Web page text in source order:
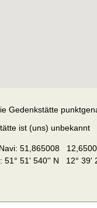
Gedenkstätte
ist (uns) unbekannt
51,865008
51° 51' 540'' N 12° 39'